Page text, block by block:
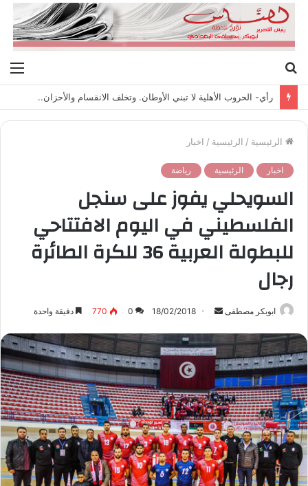
عن
رأي- الحروب الأهلية لا تبني الأوطان. وتخلف الانقسام والأحزان..
الرئيسية / الرئيسية / اخبار
اخبار الرئيسية رياضة
السويحلي يفوز على سنجل
الفلسطيني في اليوم الافتتاحي
للبطولة العربية 36 للكرة الطائرة
رجال
ابوبكر مصطفى
س
ر
ي
د
ا
إ
ل
18/02/2018
0
770 دقيقة واحدة